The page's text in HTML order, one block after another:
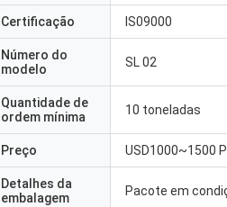
Certificação IS09000
Número do
modelo
SL 02
Quantidade de
ordem mínima
10 toneladas
Preço USD1000~1500
Detalhes da
embalagem
Pacote em